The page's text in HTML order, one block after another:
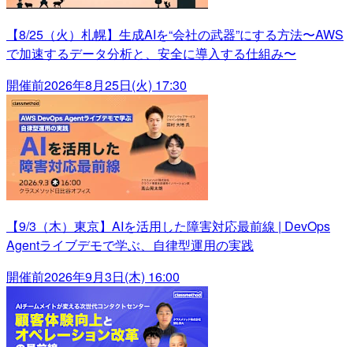
【8/25（火）札幌】生成AIを“会社の武器”にする方法〜AWS
で加速するデータ分析と、安全に導入する仕組み〜
開催前2026年8月25日(火) 17:30
【9/3（木）東京】AIを活用した障害対応最前線 | DevOps
Agentライブデモで学ぶ、自律型運用の実践
開催前2026年9月3日(木) 16:00